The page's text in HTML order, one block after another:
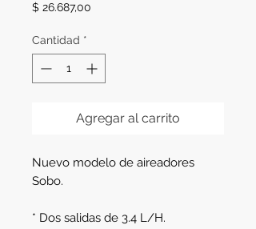
$ 26.687,00
Cantidad *
Agregar al carrito
Nuevo modelo de aireadores
Sobo.
* Dos salidas de 3.4 L/H.